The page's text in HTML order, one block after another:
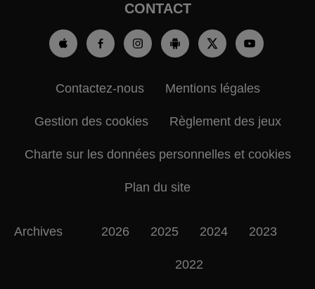
CONTACT
Contactez-nous Mentions légales
Gestion des cookies Règlement des jeux
Charte sur les données personnelles et cookies
Plan du site
Archives 2026 2025 2024 2023
2022